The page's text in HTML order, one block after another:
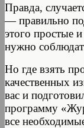
Правда,
— правильно
этого простые
нужно
Но где взять
качественных
вас и
программу
все